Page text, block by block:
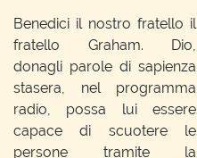
Benedici il nostro fratello il
fratello Graham. Dio,
donagli parole di sapienza
stasera, nel programma
radio, possa lui essere
capace di scuotere le
persone tramite la